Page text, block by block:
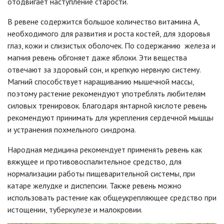
В ревене содержится большое количество витамина A,
необходимого для развития и роста костей, для здоровья
глаз, кожи и слизистых оболочек. По содержанию железа и
магния ревень обгоняет даже яблоки. Эти вещества
отвечают за здоровый сон, и крепкую нервную систему.
Магний способствует наращиванию мышечной массы,
поэтому растение рекомендуют употреблять любителям
силовых тренировок. Благодаря янтарной кислоте ревень
рекомендуют принимать для укрепления сердечной мышцы
и устранения похмельного синдрома.
Народная медицина рекомендует применять ревень как
вяжущее и противовоспалительное средство, для
нормализации работы пищеварительной системы, при
катаре желудке и диспепсии. Также ревень можно
использовать растение как общеукрепляющее средство при
истощении, туберкулезе и малокровии.